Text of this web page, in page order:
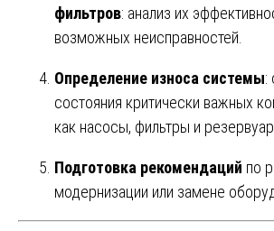
фильтров: анализ их
возможных неисправностей.
Определение износа системы:
состояния критически важных
как насосы, фильтры и
Подготовка рекомендаций по
модернизации или замене